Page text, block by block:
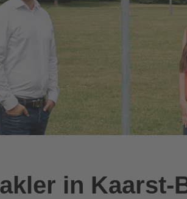
in Kaarst-